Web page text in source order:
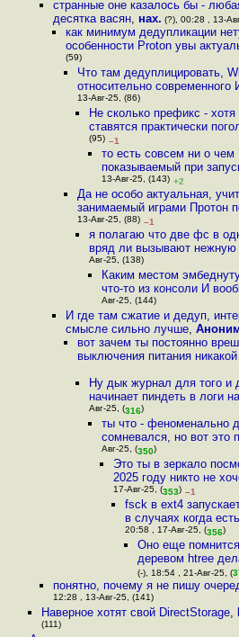
странные оне казалось бы -
десятка васян, нах. (?), 00:28 , 13-
как минимум дедупликации
особенности Proton увы
(59)
Что там дедуплицировать,
относительно современного
13-Авг-25, (86)
Не сколько префикс -
ставятся практически
(95) –1
то есть совсем ни о чем
показываемый при
13-Авг-25, (143) +2
Да не особо актуальная,
занимаемый играми Протон
13-Авг-25, (88) –1
я полагаю что две фс в
вряд ли вызывают
Авг-25, (138)
Каким местом
что-то из консоли И
Авг-25, (144)
И где там сжатие и дедуп,
смысле сильно лучше,
вот зачем ты постоянно
выключения питания
Ну дык журнал для того
начинает пиндеть в логи
Авг-25, (316)
ты что - феноменально
сомневался, но вот это
Авг-25, (350)
Это ты в зеркало
2025 году никто не
17-Авг-25, (353) –1
fsck в ext4
в случаях когда
20:58 , 17-Авг-25, (356)
Оно еще
деревом htree
(-), 18:54 , 21-Авг-25, (
понятно, почему я не пишу
12:28 , 13-Авг-25, (141)
Наверное хотят свой DirectStorage,
(111)